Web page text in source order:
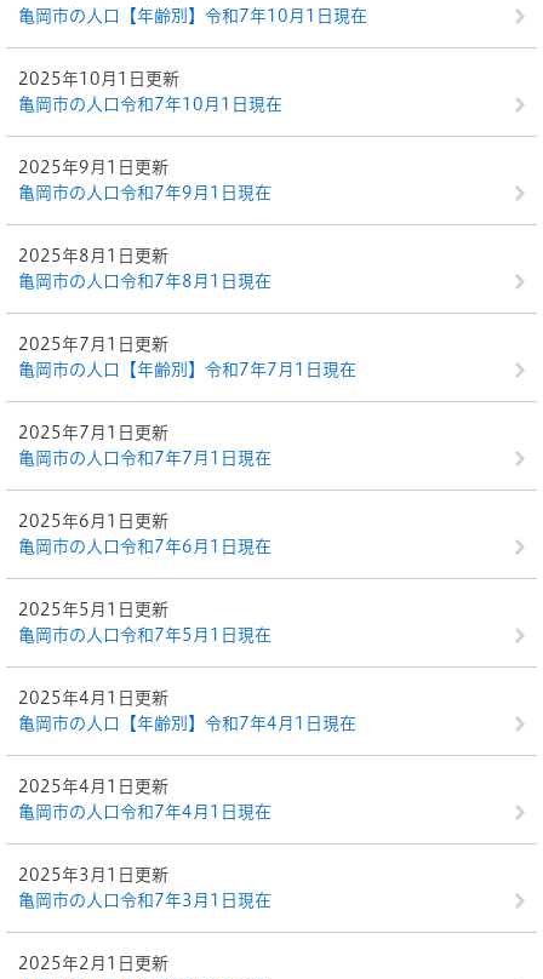
亀岡市の人口【年齢別】令和7年10月1日現在
2025年10月1日更新
亀岡市の人口令和7年10月1日現在
2025年9月1日更新
亀岡市の人口令和7年9月1日現在
2025年8月1日更新
亀岡市の人口令和7年8月1日現在
2025年7月1日更新
亀岡市の人口【年齢別】令和7年7月1日現在
2025年7月1日更新
亀岡市の人口令和7年7月1日現在
2025年6月1日更新
亀岡市の人口令和7年6月1日現在
2025年5月1日更新
亀岡市の人口令和7年5月1日現在
2025年4月1日更新
亀岡市の人口【年齢別】令和7年4月1日現在
2025年4月1日更新
亀岡市の人口令和7年4月1日現在
2025年3月1日更新
亀岡市の人口令和7年3月1日現在
2025年2月1日更新